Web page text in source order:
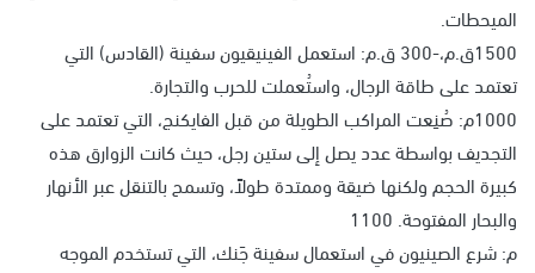
الميحطات.
1500ق.م،-300 ق.م: استعمل الفينيقيون سفينة (القادس) التي
تعتمد على طاقة الرجال، واستُعملت للحرب والتجارة.
1000م: صُنِعت المراكب الطويلة من قبل الفايكنج، التي تعتمد على
التجديف بواسطة عدد يصل إلى ستين رجل، حيث كانت الزوارق هذه
كبيرة الحجم ولكنها ضيقة وممتدة طولاً، وتسمح بالتنقل عبر الأنهار
والبحار المفتوحة. 1100
م: شرع الصينيون في استعمال سفينة جَنك، التي تستخدم الموجه